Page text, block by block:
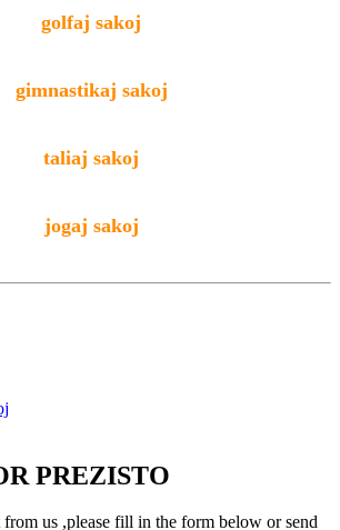
golfaj sakoj
gimnastikaj sakoj
taliaj sakoj
jogaj sakoj
PREZISTO
us ,please fill in the form below or send